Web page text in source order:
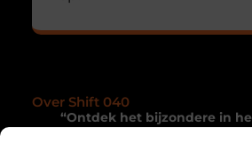
Over Shift 040
“Ontdek het bijzondere in